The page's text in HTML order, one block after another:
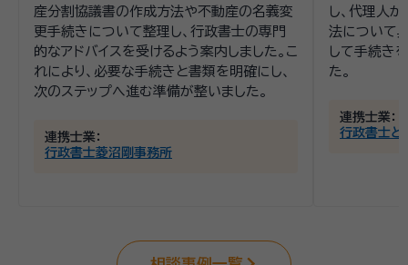
産分割協議書の作成方法や不動産の名義変
更手続きについて整理し、行政書士の専門
的なアドバイスを受けるよう案内しました。こ
れにより、必要な手続きと書類を明確にし、
次のステップへ進む準備が整いました。
連携士業：
行政書士菱沼剛事務所
し、代理人
法について
して手続き
た。
連携士業：
行政書士と